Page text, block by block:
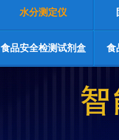
水分测定仪
食品安全检测试剂盒 食